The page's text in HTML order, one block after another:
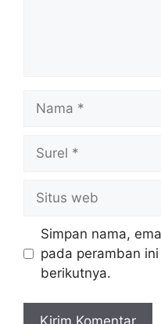
web
Simpan nama,
pada peramban
berikutnya.